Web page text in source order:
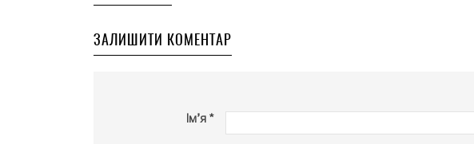
ЗАЛИШИТИ КОМЕНТАР
Ім’я *